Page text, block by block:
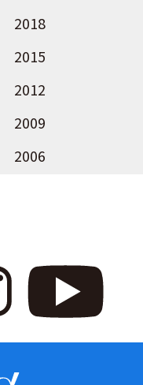
2018
2015
2012
2009
2006